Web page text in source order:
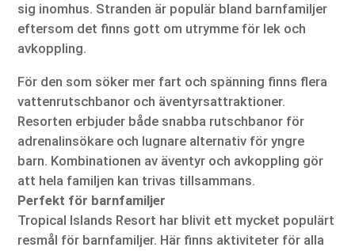
sig inomhus. Stranden är populär bland barnfamiljer
eftersom det finns gott om utrymme för lek och
avkoppling.
För den som söker mer fart och spänning finns flera
vattenrutschbanor och äventyrsattraktioner.
Resorten erbjuder både snabba rutschbanor för
adrenalinsökare och lugnare alternativ för yngre
barn. Kombinationen av äventyr och avkoppling gör
att hela familjen kan trivas tillsammans.
Perfekt för barnfamiljer
Tropical Islands Resort har blivit ett mycket populärt
resmål för barnfamiljer. Här finns aktiviteter för alla